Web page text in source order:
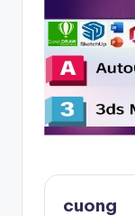
cuong